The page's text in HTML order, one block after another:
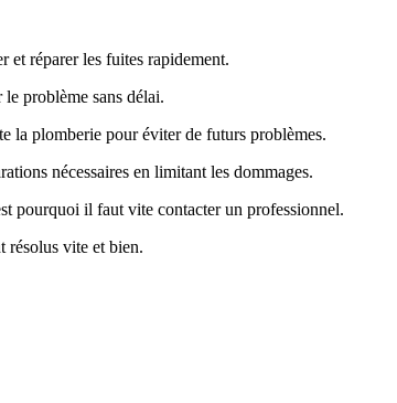
et réparer les fuites rapidement.
problème sans délai.
la plomberie pour éviter de futurs problèmes.
nécessaires en limitant les dommages.
pourquoi il faut vite contacter un professionnel.
résolus vite et bien.